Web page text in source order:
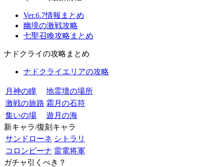
Ver.6.7情報まとめ
幽境の激戦攻略
七聖召喚攻略まとめ
ナドクライの攻略まとめ
ナドクライエリアの攻略
月神の瞳
地霊壇の場所
激戦の旅路 霜月の石符
集いの場
遊月の海
新キャラ/復刻キャラ
サンドローネ シトラリ
コロンビーナ 雷電将軍
ガチャ引くべき？